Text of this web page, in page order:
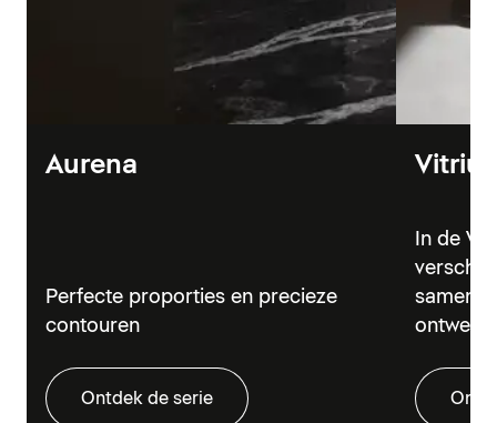
Aurena
Perfecte proporties en precieze
contouren
Ontdek de serie
In de
samen
ontwerp.